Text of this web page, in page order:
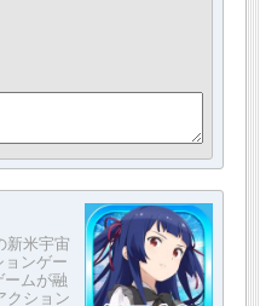
新米宇宙
ンゲー
ームが融
クション